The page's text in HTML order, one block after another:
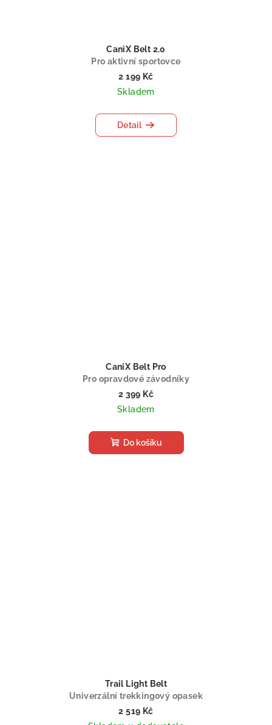
CaniX Belt 2.0
Pro aktivní sportovce
2 199 Kč
Skladem
Detail
CaniX Belt Pro
Pro opravdové závodníky
2 399 Kč
Skladem
Do košíku
Trail Light Belt
Univerzální trekkingový opasek
2 519 Kč